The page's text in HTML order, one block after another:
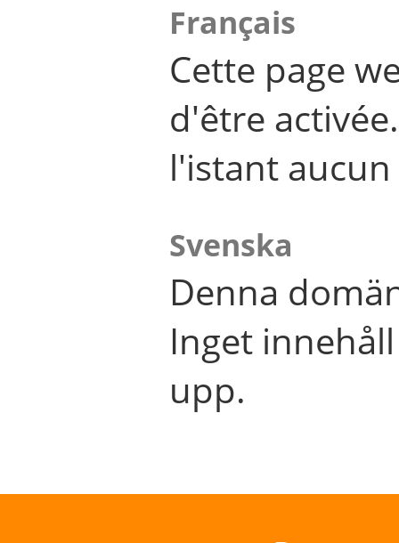
Français
Cette page
d'être
l'istant
Svenska
Denna
Inget
upp.